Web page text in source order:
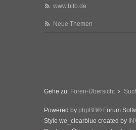
www.bifo.de
Neue Themen
Gehe zu: Foren-Übersicht
Powered by phpBB® Forum
Style we_clearblue created by